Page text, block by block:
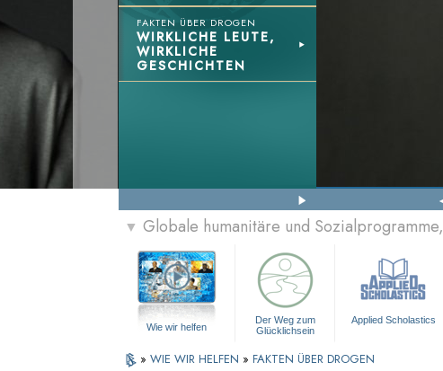
FAKTEN ÜBER DROGEN
WIRKLICHE LEUTE,
WIRKLICHE
GESCHICHTEN
▼ Globale humanitäre und Sozialprogramme,
Wie wir helfen
Der Weg zum
Glücklichsein
Applied Scholastics
» WIE WIR HELFEN » FAKTEN ÜBER DROGEN